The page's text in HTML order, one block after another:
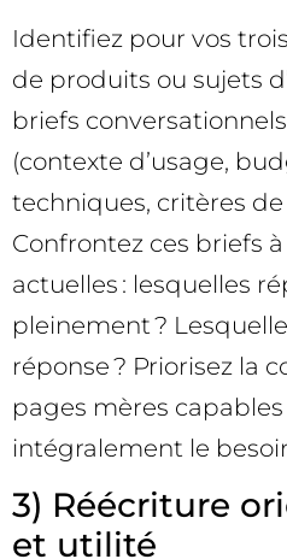
Identifiez pour vos
de produits ou sujets
briefs
(contexte d’usage,
techniques, critères de
Confrontez ces briefs
actuelles : lesquelles
pleinement ?
réponse ? Priorisez la
pages mères
intégralement le
3) Réécriture
et utilité